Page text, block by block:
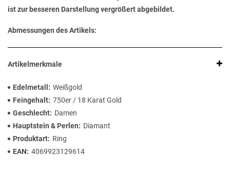
ist zur besseren Darstellung vergrößert abgebildet.
Abmessungen des Artikels:
Artikelmerkmale
Edelmetall
Weißgold
Feingehalt 750er / 18 Karat Gold
Geschlecht
Damen
Hauptstein & Perlen
Diamant
Produktart
Ring
EAN
4069923129614